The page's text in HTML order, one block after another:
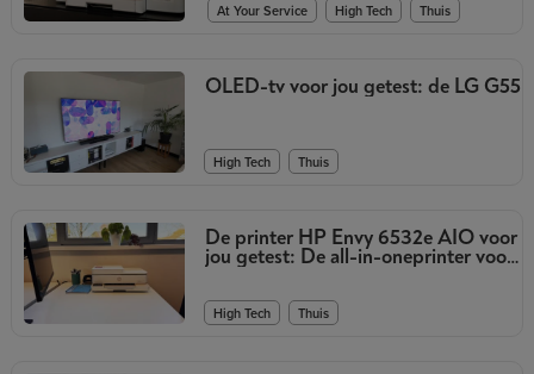
At Your Service High Tech Thuis
OLED-tv voor jou getest: de LG G55
High Tech Thuis
De printer HP Envy 6532e AIO voor
jou getest: De all-in-oneprinter voor
het hele gezin
High Tech Thuis